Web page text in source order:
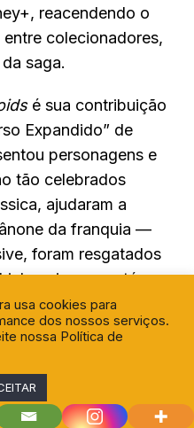
reacendendo o
colecionadores,
saga.
é sua contribuição
Expandido” de
personagens e
tão celebrados
ajudaram a
da franquia —
foram resgatados
jogos e até
eRebels.
sua vez, resiste
A escalação
nacional uma das
usa cookies para
dos nossos serviços.
nossa Política de